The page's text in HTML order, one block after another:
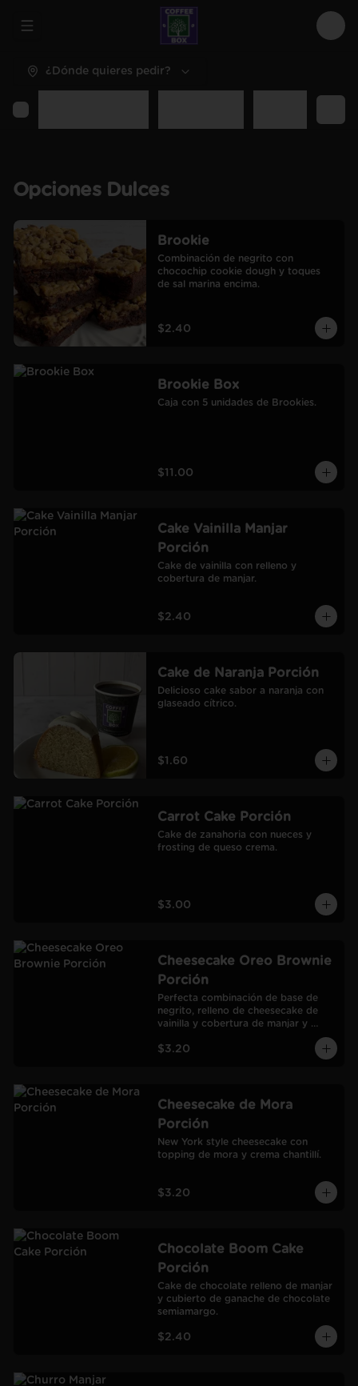
Abrir menu de navegación
¿Dónde quieres pedir?
Opciones Dulces
Brookie
Combinación de negrito con
chocochip cookie dough y toques
de sal marina encima.
$2.40
Brookie Box
Caja con 5 unidades de Brookies.
$11.00
Cake Vainilla Manjar
Porción
Cake de vainilla con relleno y
cobertura de manjar.
$2.40
Cake de Naranja Porción
Delicioso cake sabor a naranja con
glaseado cítrico.
$1.60
Carrot Cake Porción
Cake de zanahoria con nueces y
frosting de queso crema.
$3.00
Cheesecake Oreo Brownie
Porción
Perfecta combinación de base de
negrito, relleno de cheesecake de
vainilla y cobertura de manjar y
$3.20
Cheesecake de Mora
Porción
New York style cheesecake con
topping de mora y crema chantillí.
$3.20
Chocolate Boom Cake
Porción
Cake de chocolate relleno de manjar
y cubierto de ganache de chocolate
semiamargo.
$2.40